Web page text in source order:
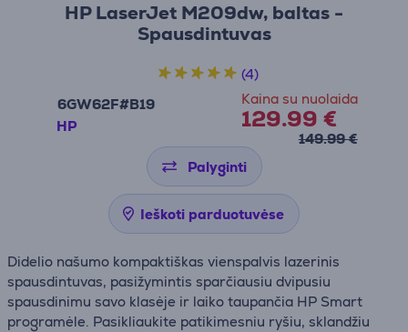
HP LaserJet M209dw, baltas -
Spausdintuvas
6GW62F#B19
HP
Kaina su nuolaida
129.99 €
149.99 €
(4)
Palyginti
Ieškoti parduotuvėse
Didelio našumo kompaktiškas vienspalvis lazerinis
spausdintuvas, pasižymintis sparčiausiu dvipusiu
spausdinimu savo klasėje ir laiko taupančia HP Smart
programėle. Pasikliaukite patikimesniu ryšiu, sklandžiu